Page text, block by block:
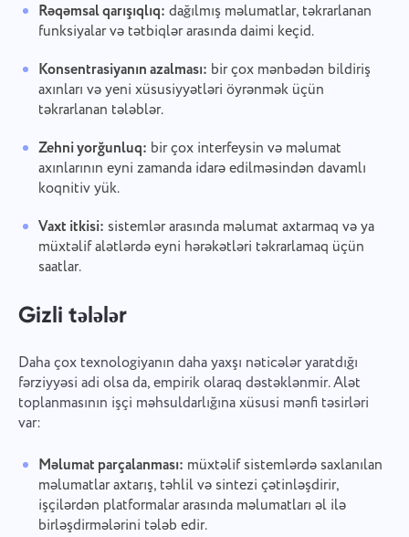
Rəqəmsal qarışıqlıq: dağılmış məlumatlar, təkrarlanan
funksiyalar və tətbiqlər arasında daimi keçid.
Konsentrasiyanın azalması: bir çox mənbədən bildiriş
axınları və yeni xüsusiyyətləri öyrənmək üçün
təkrarlanan tələblər.
Zehni yorğunluq: bir çox interfeysin və məlumat
axınlarının eyni zamanda idarə edilməsindən davamlı
koqnitiv yük.
Vaxt itkisi: sistemlər arasında məlumat axtarmaq və ya
müxtəlif alətlərdə eyni hərəkətləri təkrarlamaq üçün
saatlar.
Gizli tələlər
Daha çox texnologiyanın daha yaxşı nəticələr yaratdığı
fərziyyəsi adi olsa da, empirik olaraq dəstəklənmir. Alət
toplanmasının işçi məhsuldarlığına xüsusi mənfi təsirləri
var:
Məlumat parçalanması: müxtəlif sistemlərdə saxlanılan
məlumatlar axtarış, təhlil və sintezi çətinləşdirir,
işçilərdən platformalar arasında məlumatları əl ilə
birləşdirmələrini tələb edir.